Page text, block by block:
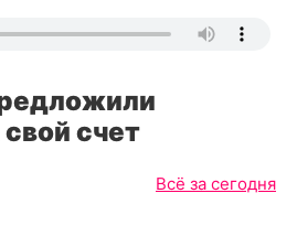
счет
Всё за сегодня